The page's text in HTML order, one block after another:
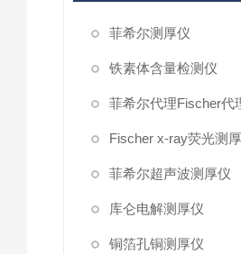
菲希尔测厚仪
铁素体含量检测仪
菲希尔代理Fischer代
Fischer x-ray荧光测
菲希尔超声波测厚仪
库仑电解测厚仪
铜箔孔铜测厚仪